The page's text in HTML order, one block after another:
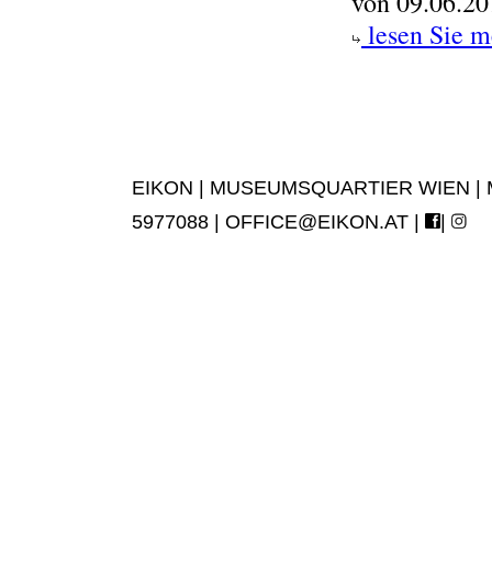
lesen Sie
EIKON | MUSEUMSQUARTIER WIEN
5977088 | OFFICE@EIKON.AT | |